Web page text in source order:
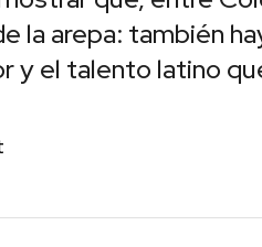
la arepa: también
y el talento latino